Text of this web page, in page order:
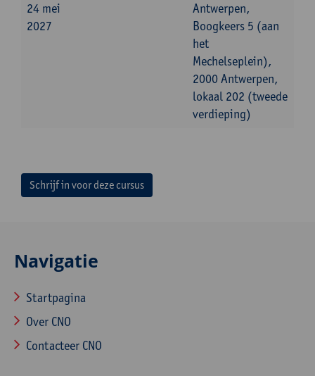
24 mei
2027
Antwerpen,
Boogkeers 5 (aan
het
Mechelseplein),
2000 Antwerpen,
lokaal 202 (tweede
verdieping)
Schrijf in voor deze cursus
Navigatie
Startpagina
Over CNO
Contacteer CNO